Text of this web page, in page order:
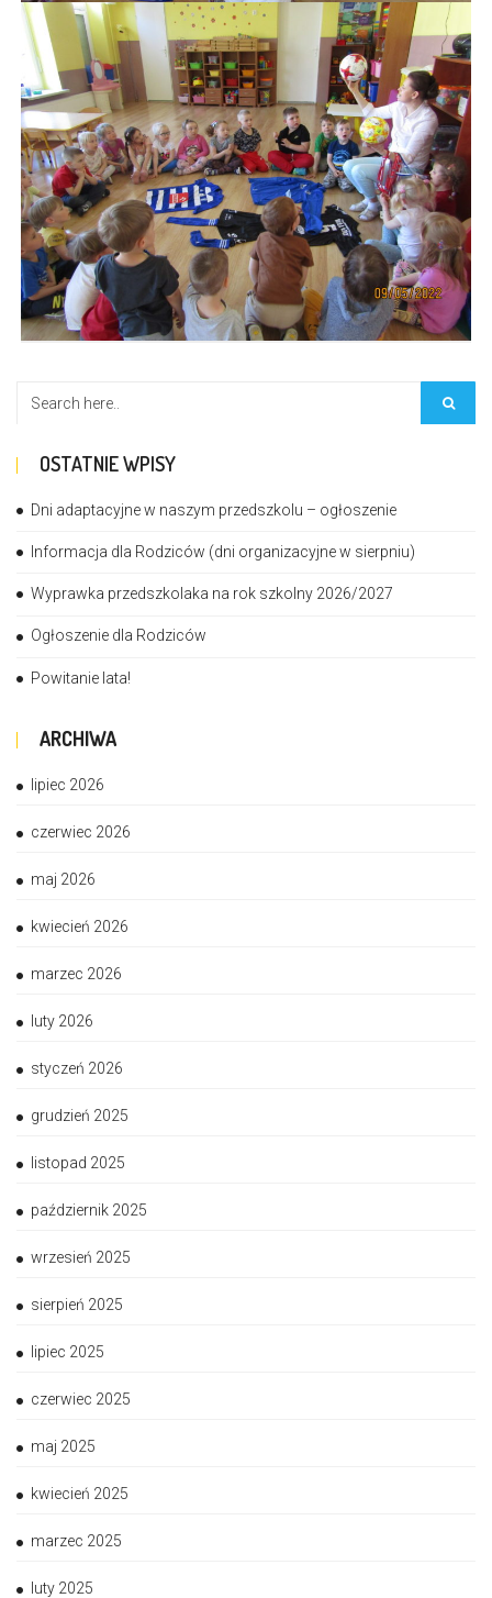
OSTATNIE WPISY
Dni adaptacyjne w naszym przedszkolu – ogłoszenie
Informacja dla Rodziców (dni organizacyjne w sierpniu)
Wyprawka przedszkolaka na rok szkolny 2026/2027
Ogłoszenie dla Rodziców
Powitanie lata!
ARCHIWA
lipiec 2026
czerwiec 2026
maj 2026
kwiecień 2026
marzec 2026
luty 2026
styczeń 2026
grudzień 2025
listopad 2025
październik 2025
wrzesień 2025
sierpień 2025
lipiec 2025
czerwiec 2025
maj 2025
kwiecień 2025
marzec 2025
luty 2025